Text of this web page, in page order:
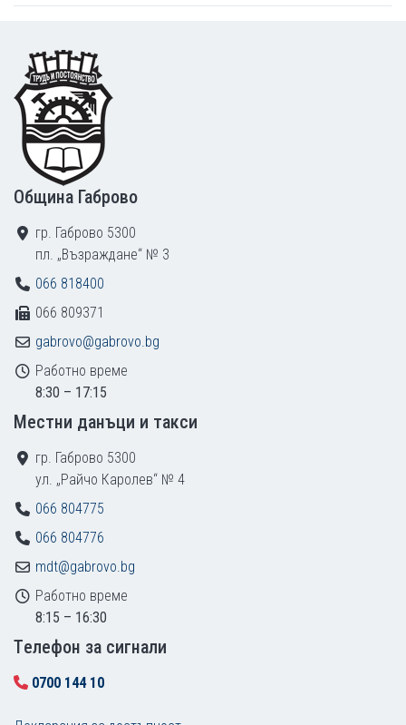
Footer
Община Габрово
гр. Габрово 5300
пл. „Възраждане“ № 3
066 818400
066 809371
gabrovo@gabrovo.bg
Работно време
8:30 – 17:15
Местни данъци и такси
гр. Габрово 5300
ул. „Райчо Каролев“ № 4
066 804775
066 804776
mdt@gabrovo.bg
Работно време
8:15 – 16:30
Tелефон за сигнали
0700 144 10